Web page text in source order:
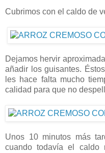
Cubrimos con el caldo de
Dejamos hervir
añadir los guisantes.
les hace falta mucho
calidad para que no
Unos 10 minutos más
cuando todavía el caldo